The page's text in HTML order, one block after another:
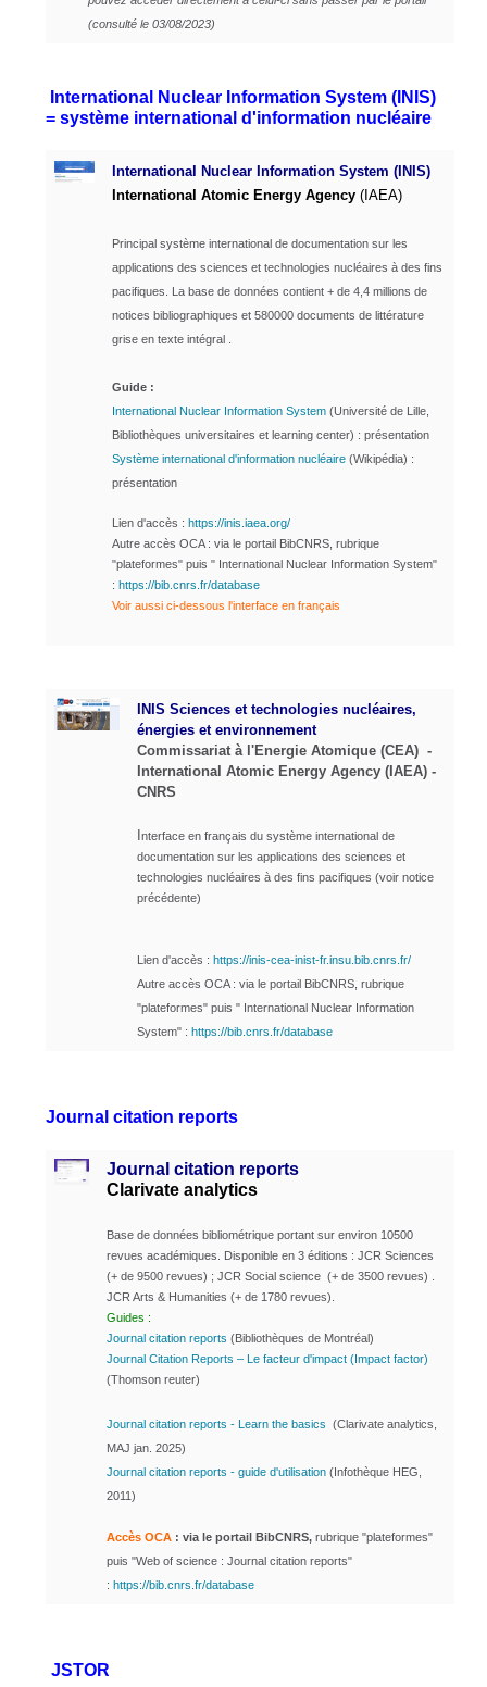
(consulté le 03/08/2023)
International Nuclear Information System (INIS)
= système international d'information nucléaire
International Nuclear Information System (INIS)
International Atomic Energy Agency (IAEA)
Principal système international de documentation sur les
applications des sciences et technologies nucléaires à des fins
pacifiques.
La base de données contient + de 4,4 millions de
notices bibliographiques et 580000 documents de littérature
grise en texte intégral .
Guide :
International Nuclear Information System (Université de Lille,
Bibliothèques universitaires et learning center) : présentation
Système international d'information nucléaire (Wikipédia) :
présentation
Lien d'accès : https://inis.iaea.org/
Autre accès OCA : via le portail BibCNRS, rubrique
"plateformes" puis " International Nuclear Information System"
: https://bib.cnrs.fr/database
Voir aussi ci-dessous l'interface en français
INIS Sciences et technologies nucléaires,
énergies et environnement
Commissariat à l'Energie Atomique (CEA) -
International Atomic Energy Agency (IAEA) -
CNRS
nterface en français du système international de
documentation sur les applications des sciences et
technologies nucléaires à des fins pacifiques (voir notice
précédente)
Lien d'accès : https://inis-cea-inist-fr.insu.bib.cnrs.fr/
Autre accès OCA : via le portail BibCNRS, rubrique
"plateformes" puis " International Nuclear Information
System" : https://bib.cnrs.fr/database
Journal citation reports
Journal citation reports
Clarivate analytics
Base de données bibliométrique portant sur environ 10500
revues académiques. Disponible en 3 éditions : JCR Sciences
(+ de 9500 revues) ; JCR Social science (+ de 3500 revues) .
JCR Arts & Humanities (+ de 1780 revues).
Guides :
Journal citation reports (Bibliothèques de Montréal)
Journal Citation Reports – Le facteur d'impact (Impact factor)
(Thomson reuter)
Journal citation reports - Learn the basics (Clarivate analytics,
MAJ jan. 2025)
Journal citation reports - guide d'utilisation (Infothèque HEG,
2011)
Accès OCA : via le portail BibCNRS, rubrique "plateformes"
puis "Web of science : Journal citation reports"
: https://bib.cnrs.fr/database
JSTOR